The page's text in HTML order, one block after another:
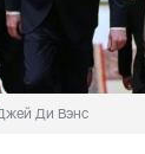
Ди Вэнс